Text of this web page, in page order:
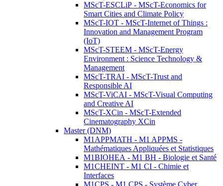
MScT-ESCLiP - MScT-Economics for
Smart Cities and Climate Policy
MScT-IOT - MScT-Internet of Things :
Innovation and Management Program
(IoT)
MScT-STEEM - MScT-Energy
Environment : Science Technology &
Management
MScT-TRAI - MScT-Trust and
Responsible AI
MScT-ViCAI - MScT-Visual Computing
and Creative AI
MScT-XCin - MScT-Extended
Cinematography XCin
Master (DNM)
M1APPMATH - M1 APPMS -
Mathématiques Appliquées et Statistiques
M1BIOHEA - M1 BH - Biologie et Santé
M1CHEINT - M1 CI - Chimie et
Interfaces
M1CPS - M1 CPS - Système Cyber